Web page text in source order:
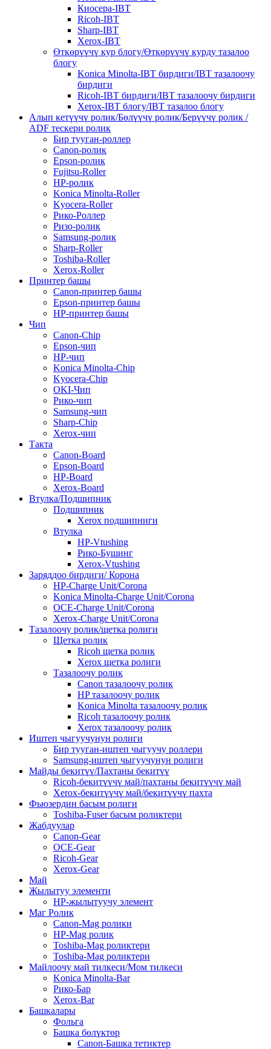
Киосера-IBT
Ricoh-IBT
Sharp-IBT
Xerox-IBT
Өткөрүүчү кур блогу/Өткөрүүчү курду тазалоо
блогу
Konica Minolta-IBT бирдиги/IBT тазалоочу
бирдиги
Ricoh-IBT бирдиги/IBT тазалоочу бирдиги
Xerox-IBT блогу/IBT тазалоо блогу
Алып кетүүчү ролик/Бөлүүчү ролик/Берүүчү ролик /
ADF тескери ролик
Бир тууган-роллер
Canon-ролик
Epson-ролик
Fujitsu-Roller
HP-ролик
Konica Minolta-Roller
Kyocera-Roller
Рико-Роллер
Ризо-ролик
Samsung-ролик
Sharp-Roller
Toshiba-Roller
Xerox-Roller
Принтер башы
Canon-принтер башы
Epson-принтер башы
HP-принтер башы
Чип
Canon-Chip
Epson-чип
HP-чип
Konica Minolta-Chip
Kyocera-Chip
OKI-Чип
Рико-чип
Samsung-чип
Sharp-Chip
Xerox-чип
Такта
Canon-Board
Epson-Board
HP-Board
Xerox-Board
Втулка/Подшипник
Подшипник
Xerox подшипниги
Втулка
HP-Vtushing
Рико-Бушинг
Xerox-Vtushing
Заряддоо бирдиги/ Корона
HP-Charge Unit/Corona
Konica Minolta-Charge Unit/Corona
OCE-Charge Unit/Corona
Xerox-Charge Unit/Corona
Тазалоочу ролик/щетка ролиги
Щетка ролик
Ricoh щетка ролик
Xerox щетка ролиги
Тазалоочу ролик
Canon тазалоочу ролик
HP тазалоочу ролик
Konica Minolta тазалоочу ролик
Ricoh тазалоочу ролик
Xerox тазалоочу ролик
Иштеп чыгуучунун ролиги
Бир тууган-иштеп чыгуучу роллери
Samsung-иштеп чыгуучунун ролиги
Майды бекитүү/Пахтаны бекитүү
Ricoh-бекитүүчү май/пахтаны бекитүүчү май
Xerox-бекитүүчү май/бекитүүчү пахта
Фьюзердин басым ролиги
Toshiba-Fuser басым роликтери
Жабдуулар
Canon-Gear
OCE-Gear
Ricoh-Gear
Xerox-Gear
Май
Жылытуу элементи
HP-жылытуучу элемент
Маг Ролик
Canon-Mag ролики
HP-Mag ролик
Toshiba-Mag роликтери
Toshiba-Mag роликтери
Майлоочу май тилкеси/Мом тилкеси
Konica Minolta-Bar
Рико-Бар
Xerox-Bar
Башкалары
Фольга
Башка бөлүктөр
Canon-Башка тетиктер